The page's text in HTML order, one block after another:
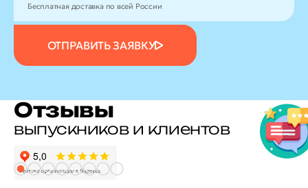
ОТПРАВИТЬ ЗАЯВКУ
Бесплатная доставка по всей России
Отзывы
выпускников и клиентов